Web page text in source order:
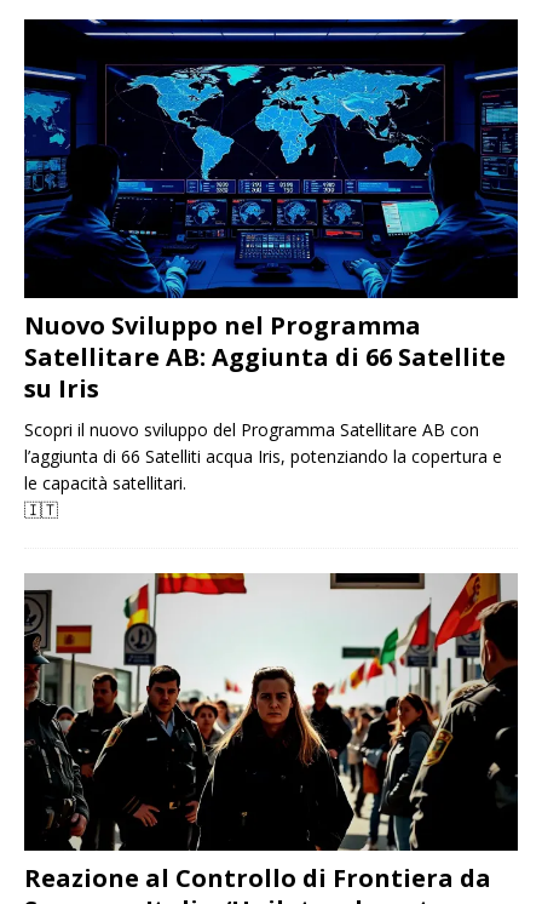
Nuovo Sviluppo nel Programma
Satellitare AB: Aggiunta di 66 Satellite
su Iris
Scopri il nuovo sviluppo del Programma Satellitare AB con
l’aggiunta di 66 Satelliti acqua Iris, potenziando la copertura e
le capacità satellitari.
🇮🇹
Reazione al Controllo di Frontiera da